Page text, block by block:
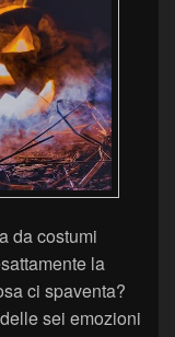
da costumi
la
ci spaventa?
sei emozioni